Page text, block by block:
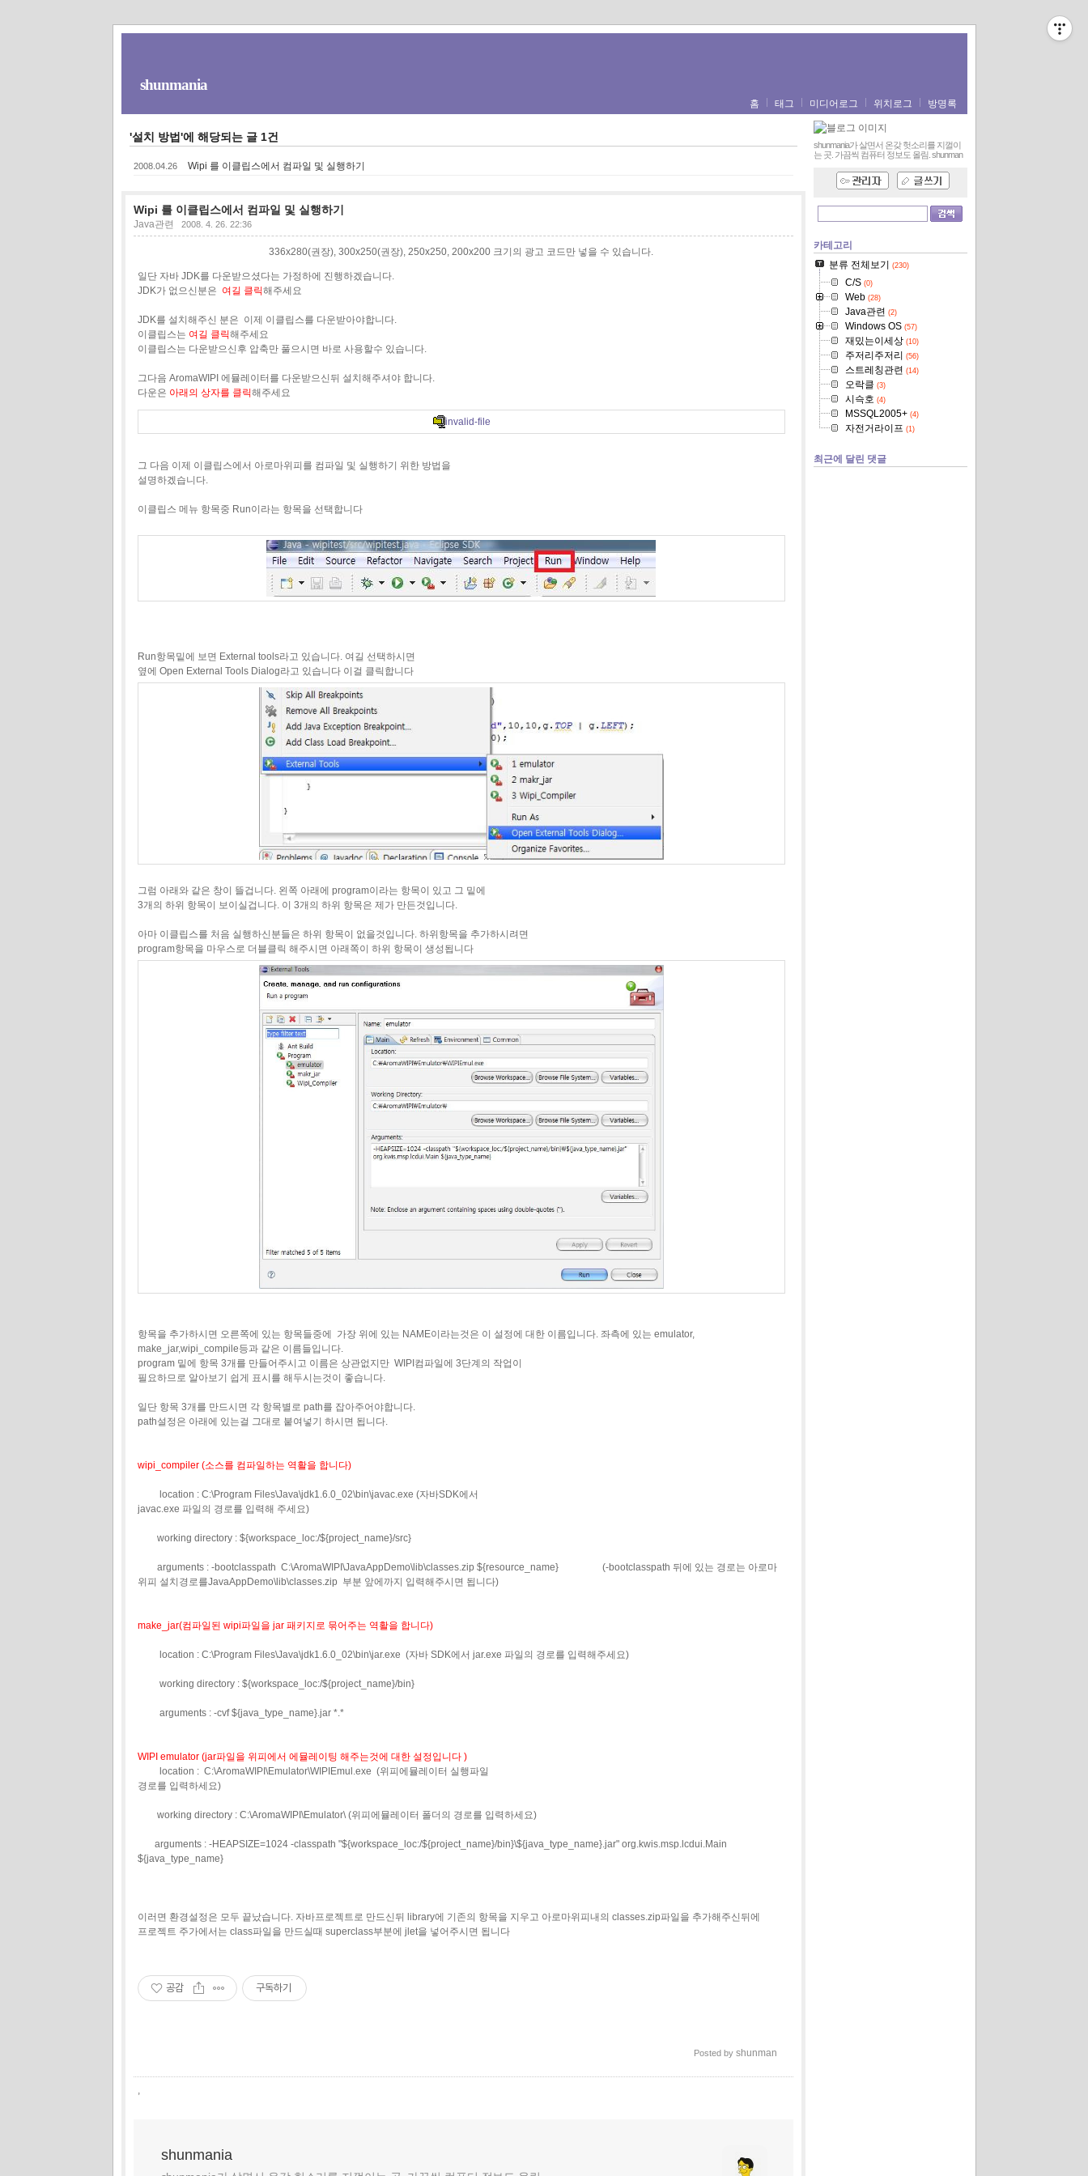
shunmania
홈 태그 미디어로그 위치로그 방명록
'설치 방법'에 해당되는 글 1건
2008.04.26 Wipi 를 이클립스에서 컴파일 및 실행하기
Wipi 를 이클립스에서 컴파일 및 실행하기
Java관련 2008. 4. 26. 22:36
336x280(권장), 300x250(권장), 250x250, 200x200 크기의 광고 코드만 넣을 수 있습니다.
일단 자바 JDK를 다운받으셨다는 가정하에 진행하겠습니다.
JDK가 없으신분은 여길 클릭해주세요
JDK를 설치해주신 분은 이제 이클립스를 다운받아야합니다.
이클립스는 여길 클릭해주세요
이클립스는 다운받으신후 압축만 풀으시면 바로 사용할수 있습니다.
그다음 AromaWIPI 에뮬레이터를 다운받으신뒤 설치해주셔야 합니다.
다운은 아래의 상자를 클릭해주세요
invalid-file
그 다음 이제 이클립스에서 아로마위피를 컴파일 및 실행하기 위한 방법을
설명하겠습니다.
이클립스 메뉴 항목중 Run이라는 항목을 선택합니다
Run항목밑에 보면 External tools라고 있습니다. 여길 선택하시면
옆에 Open External Tools Dialog라고 있습니다 이걸 클릭합니다
그럼 아래와 같은 창이 뜰겁니다. 왼쪽 아래에 program이라는 항목이 있고 그 밑에
3개의 하위 항목이 보이실겁니다. 이 3개의 하위 항목은 제가 만든것입니다.
아마 이클립스를 처음 실행하신분들은 하위 항목이 없을것입니다. 하위항목을 추가하시려면
program항목을 마우스로 더블클릭 해주시면 아래쪽이 하위 항목이 생성됩니다
항목을 추가하시면 오른쪽에 있는 항목들중에 가장 위에 있는 NAME이라는것은 이 설정에 대한 이름입니다. 좌측에 있는 emulator,
make_jar,wipi_compile등과 같은 이름들입니다.
program 밑에 항목 3개를 만들어주시고 이름은 상관없지만 WIPI컴파일에 3단계의 작업이
필요하므로 알아보기 쉽게 표시를 해두시는것이 좋습니다.
일단 항목 3개를 만드시면 각 항목별로 path를 잡아주어야합니다.
path설정은 아래에 있는걸 그대로 붙여넣기 하시면 됩니다.
wipi_compiler (소스를 컴파일하는 역활을 합니다)
location : C:\Program Files\Java\jdk1.6.0_02\bin\javac.exe (자바SDK에서
javac.exe 파일의 경로를 입력해 주세요)
working directory : ${workspace_loc:/${project_name}/src}
arguments : -bootclasspath C:\AromaWIPI\JavaAppDemo\lib\classes.zip ${resource_name} (-bootclasspath 뒤에 있는 경로는 아로마
위피 설치경로를JavaAppDemo\lib\classes.zip 부분 앞에까지 입력해주시면 됩니다)
make_jar(컴파일된 wipi파일을 jar 패키지로 묶어주는 역활을 합니다)
location : C:\Program Files\Java\jdk1.6.0_02\bin\jar.exe (자바 SDK에서 jar.exe 파일의 경로를 입력해주세요)
working directory : ${workspace_loc:/${project_name}/bin}
arguments : -cvf ${java_type_name}.jar *.*
WIPI emulator (jar파일을 위피에서 에뮬레이팅 해주는것에 대한 설정입니다 )
location : C:\AromaWIPI\Emulator\WIPIEmul.exe (위피에뮬레이터 실행파일
경로를 입력하세요)
working directory : C:\AromaWIPI\Emulator\ (위피에뮬레이터 폴더의 경로를 입력하세요)
arguments : -HEAPSIZE=1024 -classpath "${workspace_loc:/${project_name}/bin}\${java_type_name}.jar" org.kwis.msp.lcdui.Main
${java_type_name}
이러면 환경설정은 모두 끝났습니다. 자바프로젝트로 만드신뒤 library에 기존의 항목을 지우고 아로마위피내의 classes.zip파일을 추가해주신뒤에
프로젝트 주가에서는 class파일을 만드실때 superclass부분에 jlet을 넣어주시면 됩니다
공감 구독하기
Posted by shunman
,
shunmania
shunmania가 살면서 온갖 헛소리를 지껄이
는 곳. 가끔씩 컴퓨터 정보도 올림. shunman
카테고리
분류 전체보기
(230)
C/S(0)
Web(28)
Java관련 (2)
Windows OS(57)
재밌는이세상(10)
주저리주저리 (56)
스트레칭관련 (14)
오락클 (3)
시슥호 (4)
MSSQL2005+(4)
자전거라이프 (1)
최근에 달린 댓글